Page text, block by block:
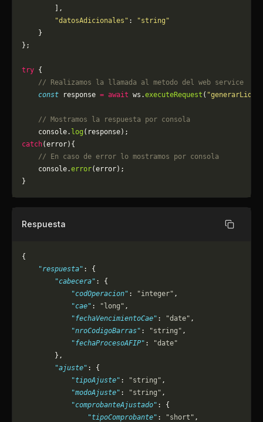
        ],
        "datosAdicionales"
:
"string"
    }
};
try {
    // Realizamos la llamada al metodo del web service
    const
response = await ws.executeRequest (
    // Mostramos la respuesta por consola
    console.
log (response);
catch(error){
    // En caso de error lo mostramos por consola
	console.
error(error);
}
Respuesta Copiar
{
    "respuesta"
: {
        "cabecera"
: {
            "codOperacion"
: "integer" ,
            "cae"
: "long" ,
            "fechaVencimientoCae"
: "date" ,
            "nroCodigoBarras"
: "string" ,
            "fechaProcesoAFIP"
:
"date"
        },
        "ajuste"
: {
            "tipoAjuste"
: "string" ,
            "modoAjuste"
: "string" ,
            "comprobanteAjustado"
: {
                "tipoComprobante"
: "short" ,